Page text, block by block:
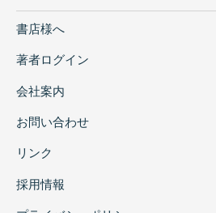
書店様へ
著者ログイン
会社案内
お問い合わせ
リンク
採用情報